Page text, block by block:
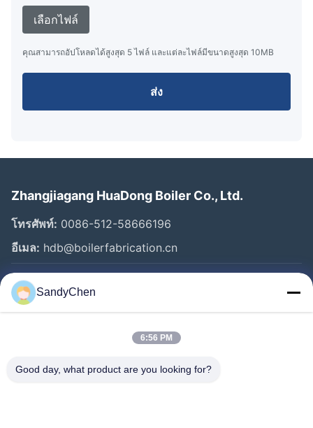
เลือกไฟล์
คุณสามารถอัปโหลดได้สูงสุด 5 ไฟล์ และแต่ละไฟล์มีขนาดสูงสุด 10MB
ส่ง
Zhangjiagang HuaDong Boiler Co., Ltd.
โทรศัพท์: 0086-512-58666196
อีเมล: hdb@boilerfabrication.cn
ลิงก์ด่วน
วิดีโอ
SandyChen
6:56 PM
Good day, what product are you looking for?